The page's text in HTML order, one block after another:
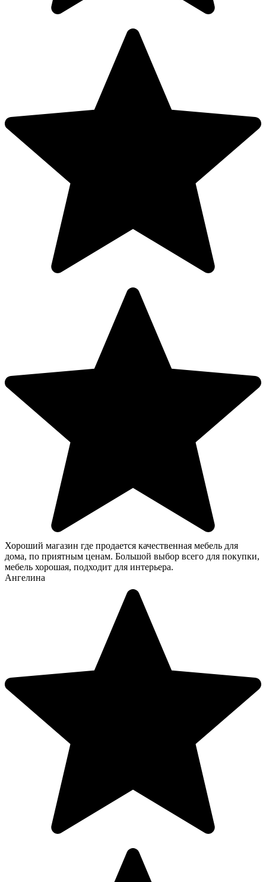
Хороший магазин где продается качественная мебель для
дома, по приятным ценам. Большой выбор всего для покупки,
мебель хорошая, подходит для интерьера.
Ангелина